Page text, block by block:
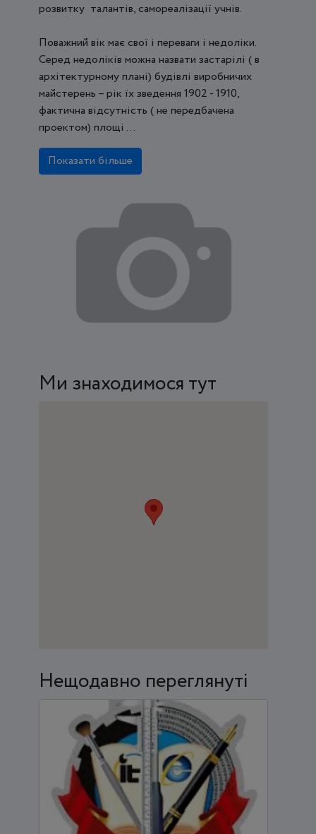
розвитку талантів, самореалізації учнів.
Поважний вік має свої і переваги і недоліки.
Серед недоліків можна назвати застарілі ( в
архітектурному плані) будівлі виробничих
майстерень – рік їх зведення 1902 - 1910,
фактична відсутність ( не передбачена
проектом) площі ...
Показати більше
Ми знаходимося тут
Нещодавно переглянуті